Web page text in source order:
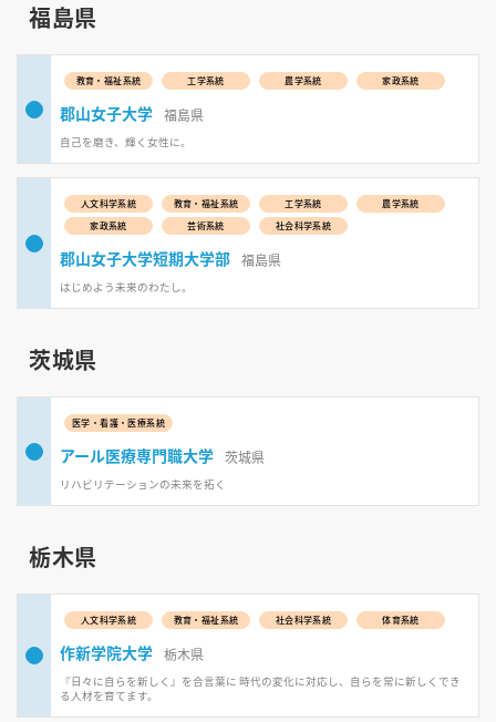
福島県
教育・福祉系統 工学系統 農学系統 家政系統
郡山女子大学 福島県
自己を磨き、輝く女性に。
人文科学系統 教育・福祉系統 工学系統
農学系統
家政系統
芸術系統 社会科学系統
郡山女子大学短期大学部 福島県
はじめよう未来のわたし。
茨城県
医学・看護・医療系統
アール医療専門職大学 茨城県
リハビリテーションの未来を拓く
栃木県
人文科学系統 教育・福祉系統 社会科学系統 体育系統
作新学院大学 栃木県
『日々に自らを新しく』を合言葉に 時代の変化に対応し、自らを常に新しくでき
る人材を育てます。